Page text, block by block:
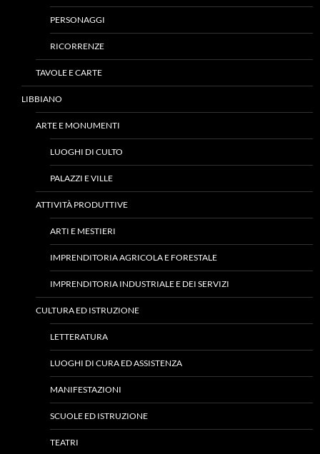
PERSONAGGI
RICORRENZE
TAVOLE E CARTE
LIBBIANO
ARTE E MONUMENTI
LUOGHI DI CULTO
PALAZZI E VILLE
ATTIVITÀ PRODUTTIVE
ARTI E MESTIERI
IMPRENDITORIA AGRICOLA E FORESTALE
IMPRENDITORIA INDUSTRIALE E DEI SERVIZI
CULTURA ED ISTRUZIONE
LETTERATURA
LUOGHI DI CURA ED ASSISTENZA
MANIFESTAZIONI
SCUOLE ED ISTRUZIONE
TEATRI